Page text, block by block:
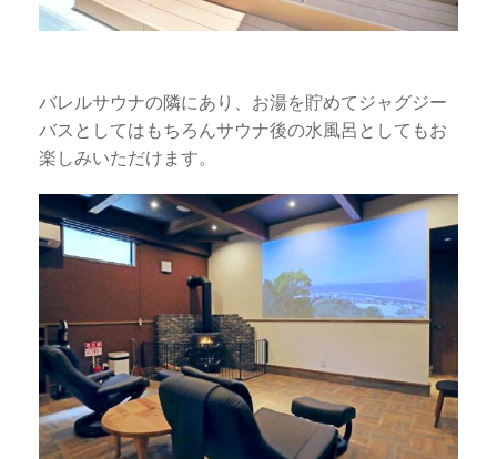
バレルサウナの隣にあり、お湯を貯めてジャグジー
バスとしてはもちろんサウナ後の水風呂としてもお
楽しみいただけます。